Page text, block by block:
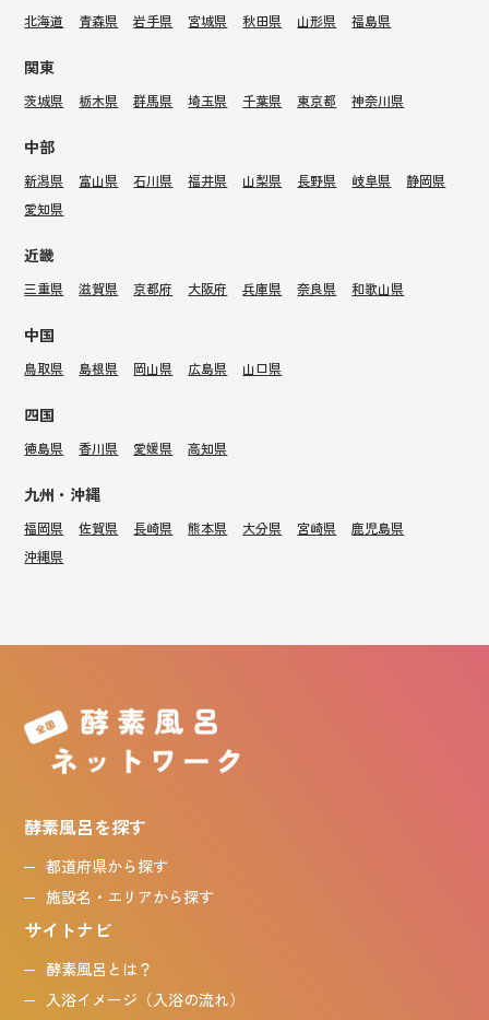
北海道 青森県 岩手県 宮城県 秋田県 山形県 福島県
関東
茨城県 栃木県 群馬県 埼玉県 千葉県 東京都 神奈川県
中部
新潟県 富山県 石川県 福井県 山梨県 長野県 岐阜県
静岡県
愛知県
近畿
三重県 滋賀県 京都府 大阪府 兵庫県 奈良県 和歌山県
中国
鳥取県 島根県 岡山県 広島県 山口県
四国
徳島県 香川県 愛媛県 高知県
九州・沖縄
福岡県 佐賀県 長崎県 熊本県 大分県 宮崎県
鹿児島県
沖縄県
酵素風呂を探す
都道府県から探す
施設名・エリアから探す
サイトナビ
酵素風呂とは？
入浴イメージ（入浴の流れ）